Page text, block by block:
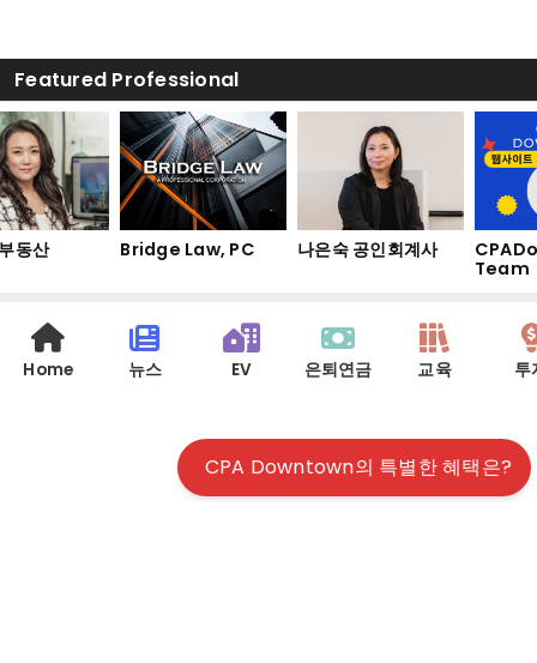
Featured Professional
동산 Bridge Law, PC 나은숙 공인회계사
Team
Home 뉴스 EV 은퇴연금 교육 투
CPA Downtown의 특별한 혜택은?